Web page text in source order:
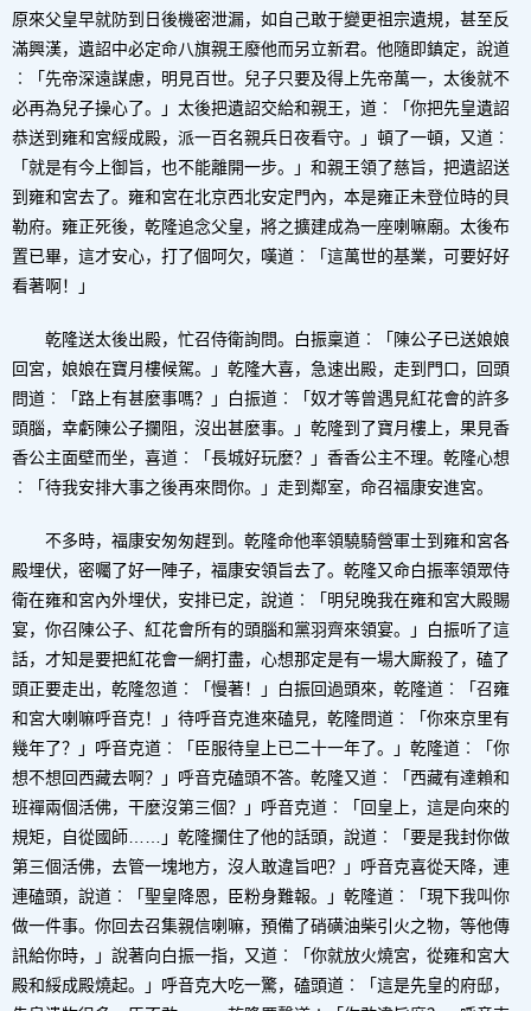
原來父皇早就防到日後機密泄漏，如自己敢于變更祖宗遺規，甚至反
滿興漢，遺詔中必定命八旗親王廢他而另立新君。他隨即鎮定，說道
︰「先帝深遠謀慮，明見百世。兒子只要及得上先帝萬一，太後就不
必再為兒子操心了。」太後把遺詔交給和親王，道︰「你把先皇遺詔
恭送到雍和宮綏成殿，派一百名親兵日夜看守。」頓了一頓，又道︰
「就是有今上御旨，也不能離開一步。」和親王領了慈旨，把遺詔送
到雍和宮去了。雍和宮在北京西北安定門內，本是雍正未登位時的貝
勒府。雍正死後，乾隆追念父皇，將之擴建成為一座喇嘛廟。太後布
置已畢，這才安心，打了個呵欠，嘆道︰「這萬世的基業，可要好好
看著啊！」
乾隆送太後出殿，忙召侍衛詢問。白振稟道︰「陳公子已送娘娘
回宮，娘娘在寶月樓候駕。」乾隆大喜，急速出殿，走到門口，回頭
問道︰「路上有甚麼事嗎？」白振道︰「奴才等曾遇見紅花會的許多
頭腦，幸虧陳公子攔阻，沒出甚麼事。」乾隆到了寶月樓上，果見香
香公主面壁而坐，喜道︰「長城好玩麼？」香香公主不理。乾隆心想
︰「待我安排大事之後再來問你。」走到鄰室，命召福康安進宮。
不多時，福康安匆匆趕到。乾隆命他率領驍騎營軍士到雍和宮各
殿埋伏，密囑了好一陣子，福康安領旨去了。乾隆又命白振率領眾侍
衛在雍和宮內外埋伏，安排已定，說道︰「明兒晚我在雍和宮大殿賜
宴，你召陳公子、紅花會所有的頭腦和黨羽齊來領宴。」白振听了這
話，才知是要把紅花會一網打盡，心想那定是有一場大廝殺了，磕了
頭正要走出，乾隆忽道︰「慢著！」白振回過頭來，乾隆道︰「召雍
和宮大喇嘛呼音克！」待呼音克進來磕見，乾隆問道︰「你來京里有
幾年了？」呼音克道︰「臣服待皇上已二十一年了。」乾隆道︰「你
想不想回西藏去啊？」呼音克磕頭不答。乾隆又道︰「西藏有達賴和
班禪兩個活佛，干麼沒第三個？」呼音克道︰「回皇上，這是向來的
規矩，自從國師……」乾隆攔住了他的話頭，說道︰「要是我封你做
第三個活佛，去管一塊地方，沒人敢違旨吧？」呼音克喜從天降，連
連磕頭，說道︰「聖皇降恩，臣粉身難報。」乾隆道︰「現下我叫你
做一件事。你回去召集親信喇嘛，預備了硝磺油柴引火之物，等他傳
訊給你時，」說著向白振一指，又道︰「你就放火燒宮，從雍和宮大
殿和綏成殿燒起。」呼音克大吃一驚，磕頭道︰「這是先皇的府邸，